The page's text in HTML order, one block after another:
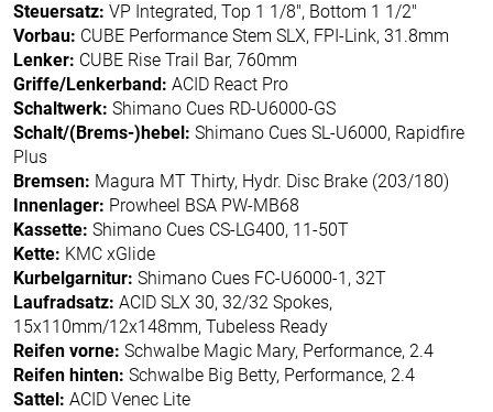
Steuersatz: VP Integrated, Top 1 1/8", Bottom 1 1/2"
Vorbau: CUBE Performance Stem SLX, FPI-Link, 31.8mm
Lenker: CUBE Rise Trail Bar, 760mm
Griffe/Lenkerband: ACID React Pro
Schaltwerk: Shimano Cues RD-U6000-GS
Schalt/(Brems-)hebel: Shimano Cues SL-U6000, Rapidfire
Plus
Bremsen: Magura MT Thirty, Hydr. Disc Brake (203/180)
Innenlager: Prowheel BSA PW-MB68
Kassette: Shimano Cues CS-LG400, 11-50T
Kette: KMC xGlide
Kurbelgarnitur: Shimano Cues FC-U6000-1, 32T
Laufradsatz: ACID SLX 30, 32/32 Spokes,
15x110mm/12x148mm, Tubeless Ready
Reifen vorne: Schwalbe Magic Mary, Performance, 2.4
Reifen hinten: Schwalbe Big Betty, Performance, 2.4
Sattel: ACID Venec Lite